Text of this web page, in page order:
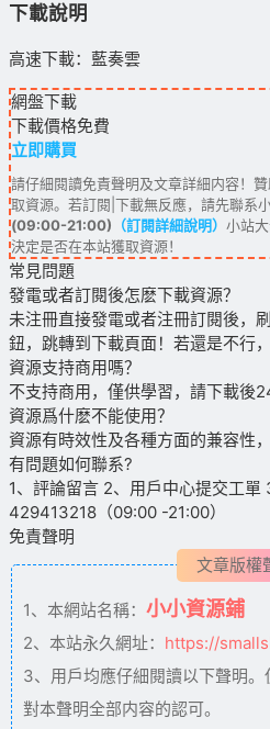
下載說明
高速下載：藍奏雲
網盤下載
下載價格免費
立即購買
請仔細閱讀免責聲明及文章詳細内容！
取資源。若訂閱|下載無反應，請先聯系
(09:00-21:00) （訂閱詳細說明） 小站
決定是否在本站獲取資源！
常見問題
發電或者訂閱後怎麽下載資源？
未注冊直接發電或者注冊訂閱後，
鈕，跳轉到下載頁面！若還是不行
資源支持商用嗎？
不支持商用，僅供學習，請下載後
資源爲什麽不能使用？
資源有時效性及各種方面的兼容性
有問題如何聯系?
1、評論留言 2、用戶中心提交工單
429413218（09:00 -21:00）
免責聲明
文章版權
1、本網站名稱： 小小資源鋪
2、本站永久網址： https://
3、用戶均應仔細閱讀以下聲明
對本聲明全部内容的認可。